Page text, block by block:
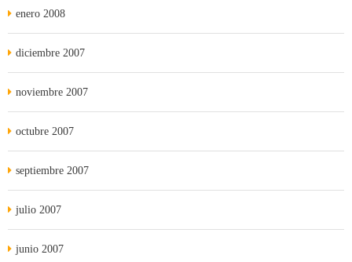
enero 2008
diciembre 2007
noviembre 2007
octubre 2007
septiembre 2007
julio 2007
junio 2007